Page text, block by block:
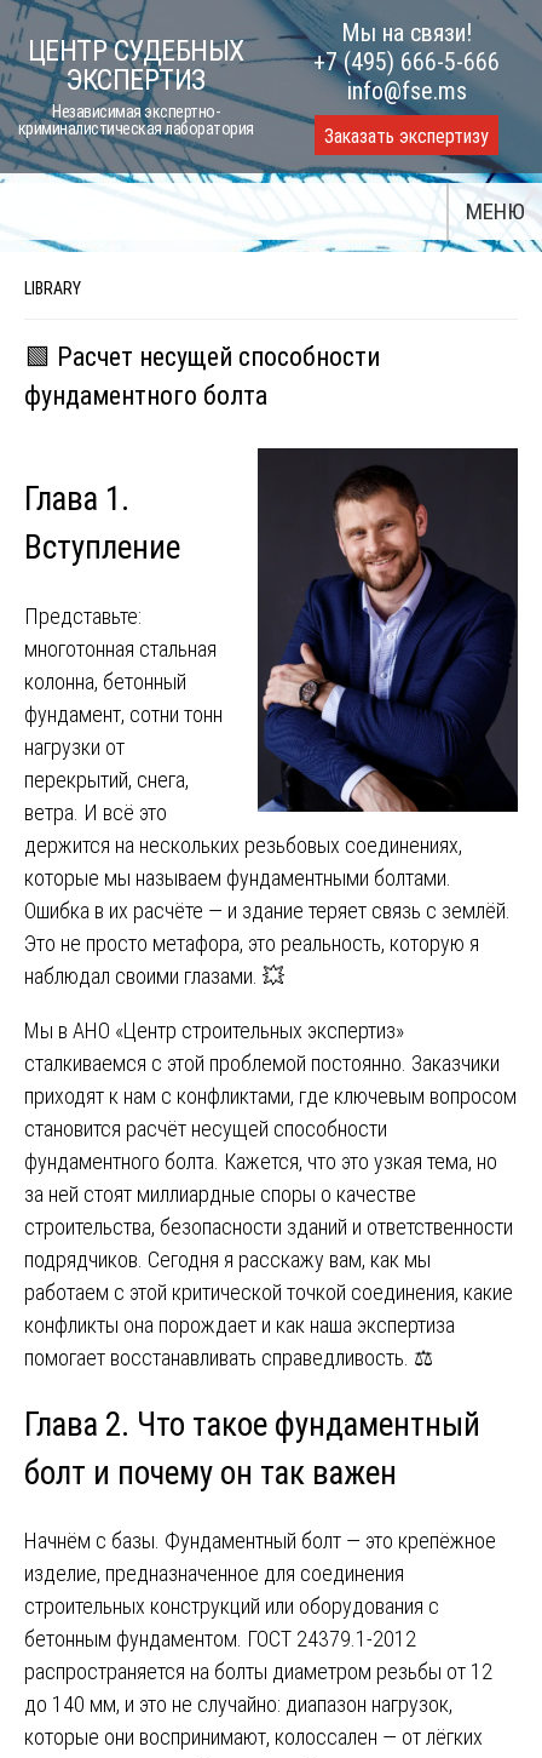
Skip
to
content
ЦЕНТР СУДЕБНЫХ
ЭКСПЕРТИЗ
Независимая экспертно-
криминалистическая лаборатория
Мы на связи!
+7 (495) 666-5-666
info@fse.ms
Заказать экспертизу
МЕНЮ
LIBRARY
🟩 Расчет несущей способности
фундаментного болта
Глава 1.
Вступление
Представьте:
многотонная стальная
колонна, бетонный
фундамент, сотни тонн
нагрузки от
перекрытий, снега,
ветра. И всё это
держится на нескольких резьбовых соединениях,
которые мы называем фундаментными болтами.
Ошибка в их расчёте — и здание теряет связь с землёй.
Это не просто метафора, это реальность, которую я
наблюдал своими глазами. 💥
Мы в АНО «Центр строительных экспертиз»
сталкиваемся с этой проблемой постоянно. Заказчики
приходят к нам с конфликтами, где ключевым вопросом
становится расчёт несущей способности
фундаментного болта. Кажется, что это узкая тема, но
за ней стоят миллиардные споры о качестве
строительства, безопасности зданий и ответственности
подрядчиков. Сегодня я расскажу вам, как мы
работаем с этой критической точкой соединения, какие
конфликты она порождает и как наша экспертиза
помогает восстанавливать справедливость. ⚖️
Глава 2. Что такое фундаментный
болт и почему он так важен
Начнём с базы. Фундаментный болт — это крепёжное
изделие, предназначенное для соединения
строительных конструкций или оборудования с
бетонным фундаментом. ГОСТ 24379.1-2012
распространяется на болты диаметром резьбы от 12
до 140 мм, и это не случайно: диапазон нагрузок,
которые они воспринимают, колоссален — от лёгких